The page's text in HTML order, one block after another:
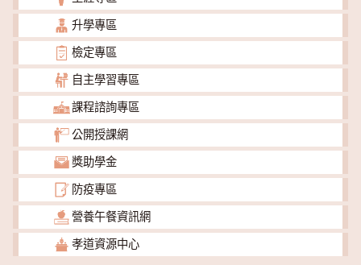
升學專區
檢定專區
自主學習專區
課程諮詢專區
公開授課網
獎助學金
防疫專區
營養午餐資訊網
孝道資源中心